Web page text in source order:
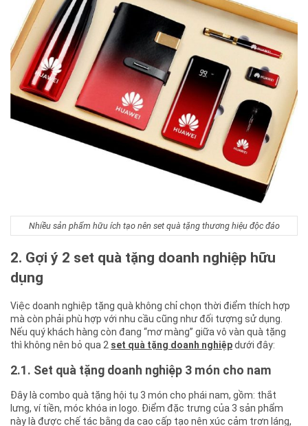
Nhiều sản phẩm hữu ích tạo nên set quà tặng thương hiệu độc đáo
2. Gợi ý 2 set quà tặng doanh nghiệp hữu
dụng
Việc doanh nghiệp tặng quà không chỉ chọn thời điểm thích hợp
mà còn phải phù hợp với nhu cầu cũng như đối tượng sử dụng.
Nếu quý khách hàng còn đang “mơ màng” giữa vô vàn quà tặng
thì không nên bỏ qua 2 set quà tặng doanh nghiệpdưới đây:
2.1. Set quà tặng doanh nghiệp 3 món cho nam
Đây là combo quà tặng hội tụ 3 món cho phái nam, gồm: thắt
lưng, ví tiền, móc khóa in logo. Điểm đặc trưng của 3 sản phẩm
này là được chế tác bằng da cao cấp tạo nên xúc cảm trơn láng,